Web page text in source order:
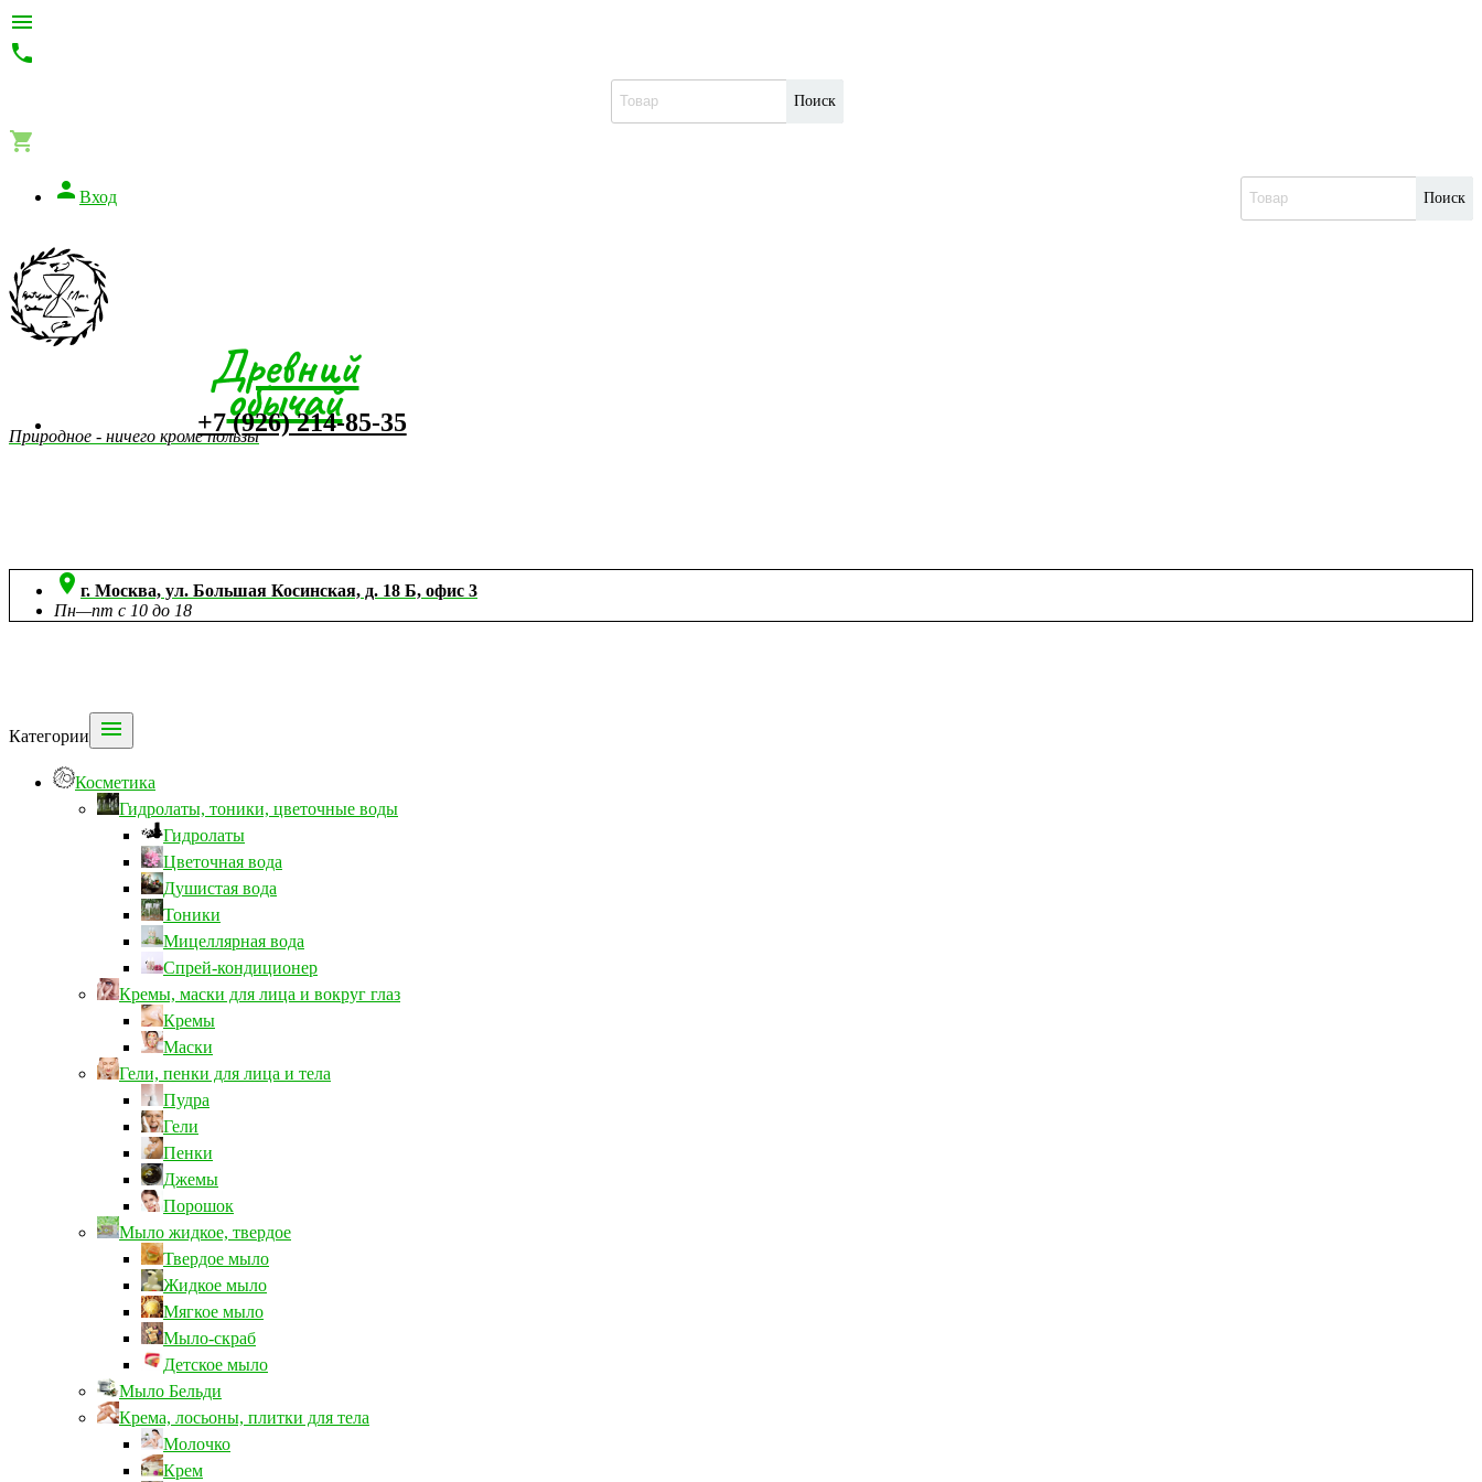


Поиск

Поиск
 Вход
Древний
обычай
Природное - ничего кроме пользы+7 (926) 214-85-35
 г. Москва, ул. Большая Косинская, д. 18 Б, офис 3
Пн—пт с 10 до 18
Категории 
Косметика
Гидролаты, тоники, цветочные воды
Гидролаты
Цветочная вода
Душистая вода
Тоники
Мицеллярная вода
Спрей-кондиционер
Кремы, маски для лица и вокруг глаз
Кремы
Маски
Гели, пенки для лица и тела
Пудра
Гели
Пенки
Джемы
Порошок
Мыло жидкое, твердое
Твердое мыло
Жидкое мыло
Мягкое мыло
Мыло-скраб
Детское мыло
Мыло Бельди
Крема, лосьоны, плитки для тела
Молочко
Крем